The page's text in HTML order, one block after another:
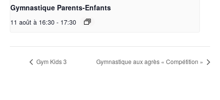
Gymnastique Parents-Enfants
11 août à 16:30 - 17:30
Gym Kids 3 Gymnastique aux agrès « Compétition »